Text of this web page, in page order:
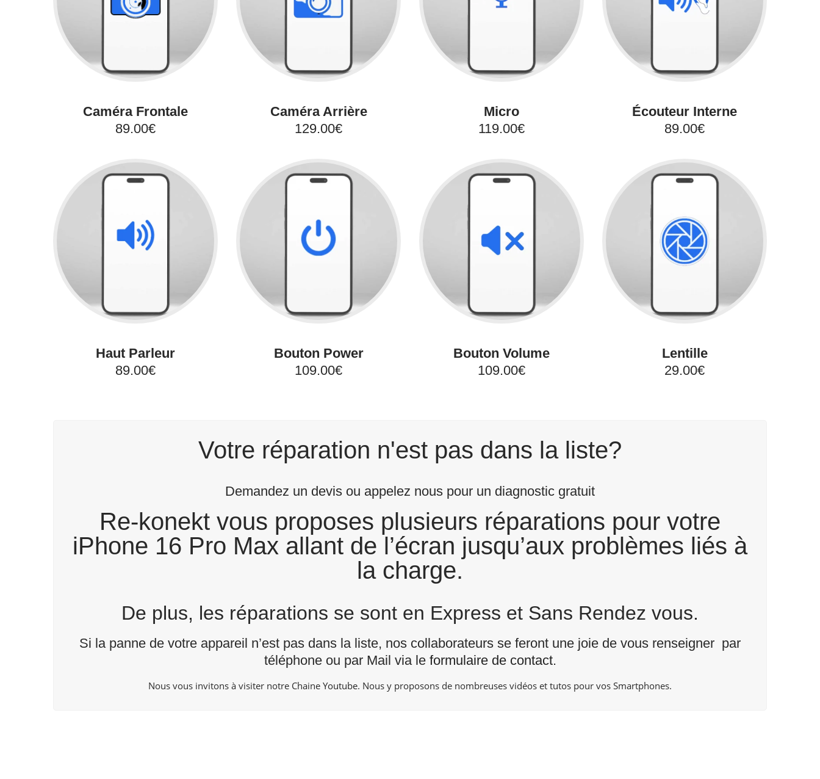
Caméra Frontale
89.00€
Caméra Arrière
129.00€
Micro
119.00€
Écouteur Interne
89.00€
Haut Parleur
89.00€
Bouton Power
109.00€
Bouton Volume
109.00€
Lentille
29.00€
Votre réparation n'est pas dans la liste?
Demandez un devis ou appelez nous pour un diagnostic gratuit
Re-konekt vous proposes plusieurs réparations pour votre
iPhone 16 Pro Max allant de l’écran jusqu’aux problèmes liés à
la charge.
De plus, les réparations se sont en Express et Sans Rendez vous.
Si la panne de votre appareil n’est pas dans la liste, nos collaborateurs se feront une joie de vous renseigner par
téléphone ou par Mail via le formulaire de contact.
Nous vous invitons à visiter notre Chaine Youtube. Nous y proposons de nombreuses vidéos et tutos pour vos Smartphones.